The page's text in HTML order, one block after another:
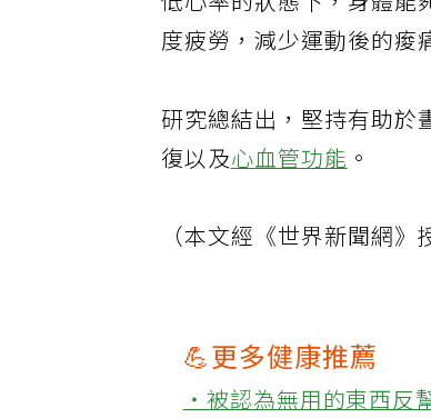
低心率的狀態下，身體
度疲勞，減少運動後的痠
研究總結出，堅持有助
復以及心血管功能
（本文經《世界新聞網
💪更多健康推薦